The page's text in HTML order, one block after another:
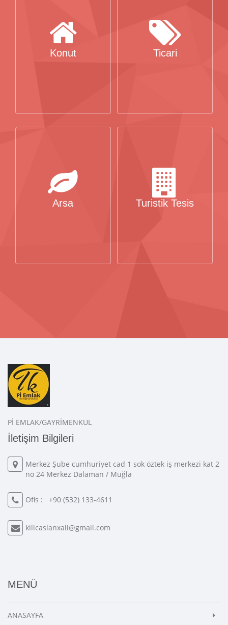
Konut Ticari
Arsa Turistik Tesis
Pİ EMLAK/GAYRİMENKUL
İletişim Bilgileri
Merkez Şube cumhuriyet cad 1 sok öztek iş merkezi kat 2
no 24 Merkez Dalaman / Muğla
Ofis : +90 (532) 133-4611
kilicaslanxali@gmail.com
MENÜ
ANASAYFA